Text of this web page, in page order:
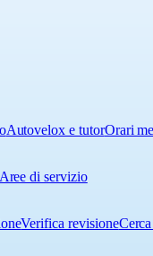
Autovelox e tutorOrari
di servizio
Verifica revisione